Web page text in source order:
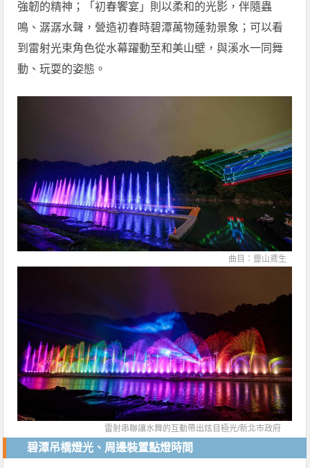
強韌的精神；「初春饗宴」則以柔和的光影，伴隨蟲
鳴、潺潺水聲，營造初春時碧潭萬物蓬勃景象；可以看
到雷射光束角色從水幕躍動至和美山壁，與溪水一同舞
動、玩耍的姿態。
曲目：靈山鳶生
雷射串聯讓水舞的互動帶出炫目極光/新北市政府
碧潭吊橋燈光、周邊裝置點燈時間